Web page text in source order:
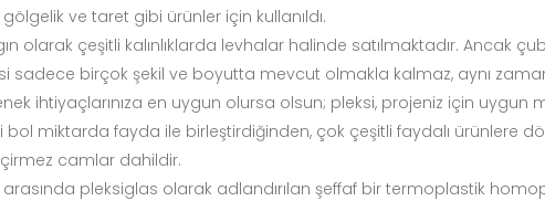
ve taret gibi ürünler için kullanıldı.
olarak çeşitli kalınlıklarda levhalar halinde satılmaktadır. Ancak
sadece birçok şekil ve boyutta mevcut olmakla kalmaz, aynı
ihtiyaçlarınıza en uygun olursa olsun; pleksi, projeniz için uygun
bol miktarda fayda ile birleştirdiğinden, çok çeşitli faydalı ürünlere
camlar dahildir.
arasında pleksiglas olarak adlandırılan şeffaf bir termoplastik